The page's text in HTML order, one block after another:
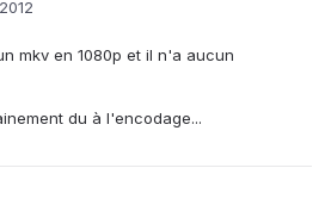
mkv en 1080p et il n'a aucun
du à l'encodage...